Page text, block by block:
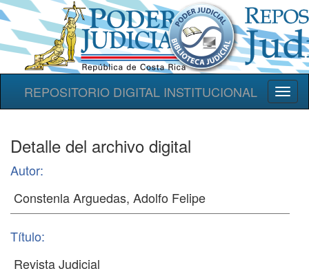
REPOSITORIO DIGITAL INSTITUCIONAL
Detalle del archivo digital
Autor:
Título: